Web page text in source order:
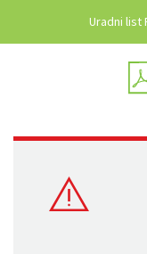
Uradni list